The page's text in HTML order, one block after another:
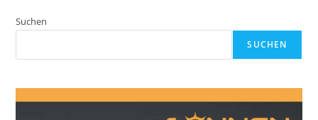
Suchen
SUCHEN